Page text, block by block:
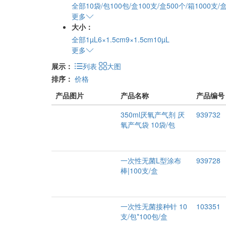
全部10袋/包100包/盒100支/盒500个/箱1000支/
更多
大小：
全部1µL6×1.5cm9×1.5cm10µL
更多
展示：
列表
大图
排序： 价格
产品图片
产品名称
产品编号
350ml厌氧产气剂 厌
氧产气袋 10袋/包
939732
一次性无菌L型涂布
棒|100支/盒
939728
一次性无菌接种针 10
支/包*100包/盒
103351